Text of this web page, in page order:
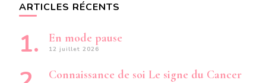
ARTICLES RÉCENTS
En mode pause
12 juillet 2026
Connaissance de soi Le signe du Cancer